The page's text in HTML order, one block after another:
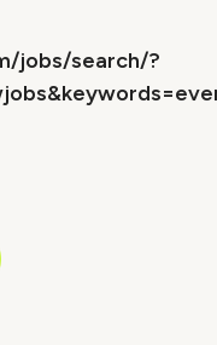
jobs/search/?